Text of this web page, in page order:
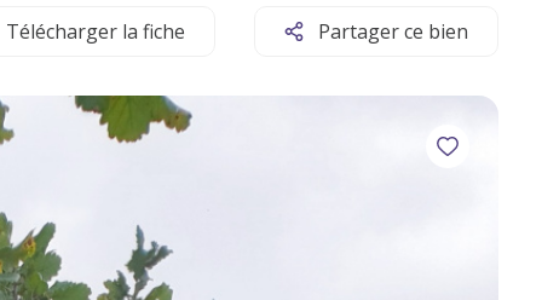
Télécharger la fiche Partager ce bien